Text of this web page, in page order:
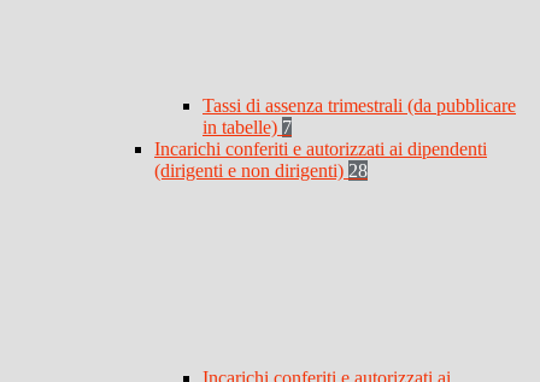
Tassi di assenza trimestrali (da pubblicare
in tabelle) 7
Incarichi conferiti e autorizzati ai dipendenti
(dirigenti e non dirigenti) 28